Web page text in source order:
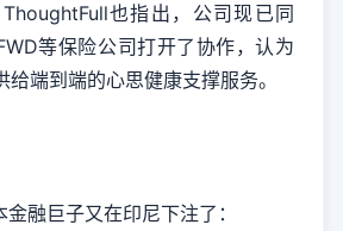
也指出，公司现已同
等保险公司打开了协作，认为
端到端的心思健康支撑服务。
融巨子又在印尼下注了：